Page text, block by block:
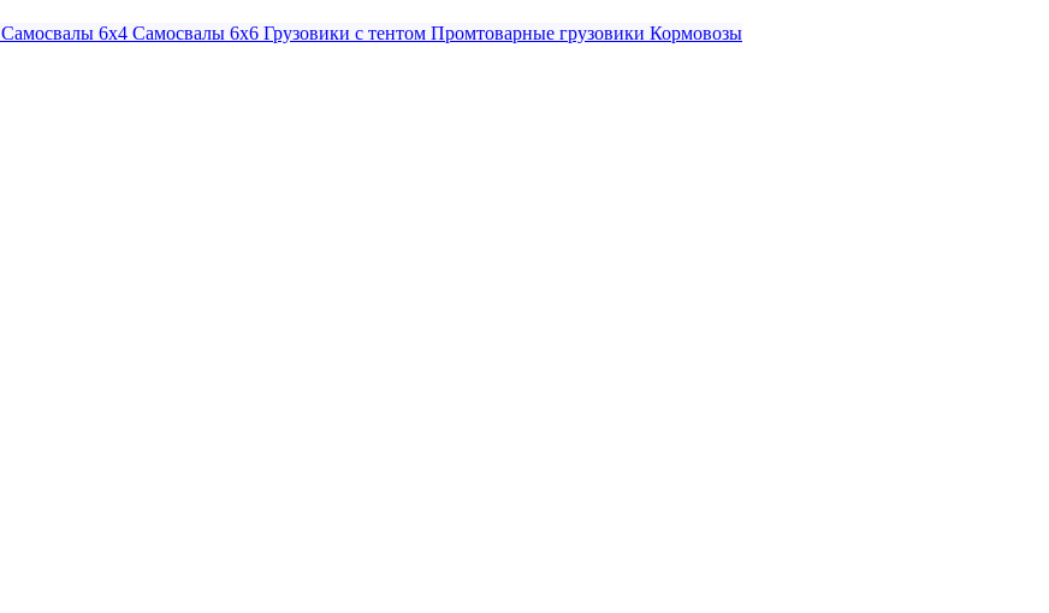
Самосвалы 6х4 Самосвалы 6х6 Грузовики с тентом Промтоварные грузовики Кормовозы